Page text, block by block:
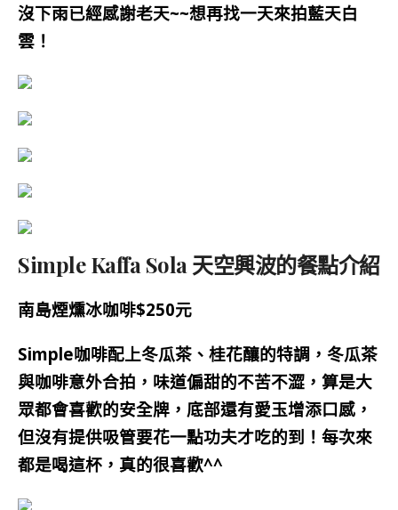
沒下雨已經感謝老天~~想再找一天來拍藍天白
雲！
Simple Kaffa Sola 天空興波的餐點介紹
南島煙燻冰咖啡$250元
Simple咖啡配上冬瓜茶、桂花釀的特調，冬瓜茶
與咖啡意外合拍，味道偏甜的不苦不澀，算是大
眾都會喜歡的安全牌，底部還有愛玉增添口感，
但沒有提供吸管要花一點功夫才吃的到！每次來
都是喝這杯，真的很喜歡^^